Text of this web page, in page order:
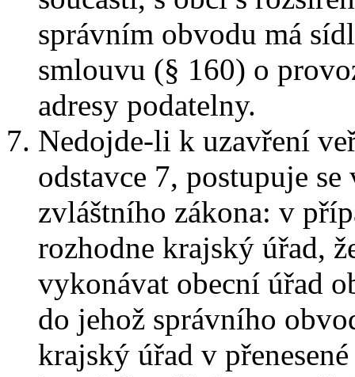
správním obvodu má
smlouvu (§ 160) o
adresy podatelny.
Nedojde-li k uzavření
odstavce 7, postupuje
zvláštního zákona: v
rozhodne krajský úřad,
vykonávat obecní úřad
do jehož správního
krajský úřad v